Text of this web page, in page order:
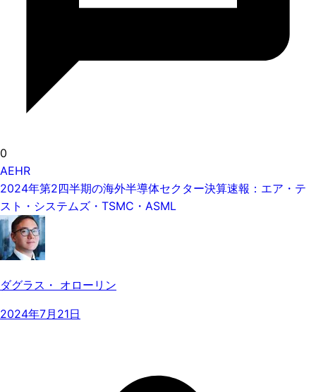
0
AEHR
2024年第2四半期の海外半導体セクター決算速報：エア・テ
スト・システムズ・TSMC・ASML
ダグラス・ オローリン
2024年7月21日